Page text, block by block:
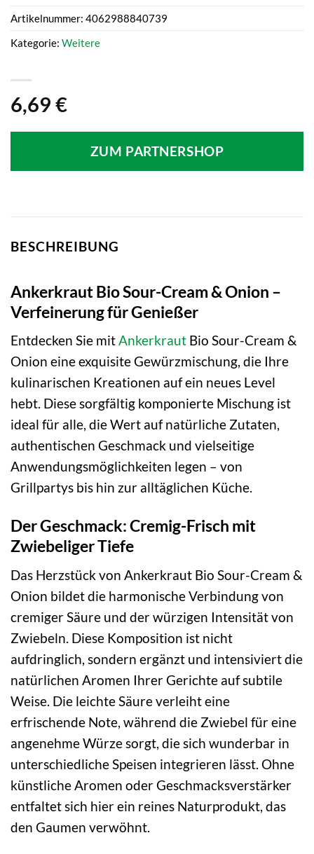
6,69 €
ZUM PARTNERSHOP
Artikelnummer: 4062988840739
Kategorie: Weitere
BESCHREIBUNG
Ankerkraut Bio Sour-Cream & Onion –
Verfeinerung für Genießer
Entdecken Sie mitAnkerkraut Bio Sour-Cream &
Onion eine exquisite Gewürzmischung, die Ihre
kulinarischen Kreationen auf ein neues Level
hebt. Diese sorgfältig komponierte Mischung ist
ideal für alle, die Wert auf natürliche Zutaten,
authentischen Geschmack und vielseitige
Anwendungsmöglichkeiten legen – von
Grillpartys bis hin zur alltäglichen Küche.
Der Geschmack: Cremig-Frisch mit
Zwiebeliger Tiefe
Das Herzstück von Ankerkraut Bio Sour-Cream &
Onion bildet die harmonische Verbindung von
cremiger Säure und der würzigen Intensität von
Zwiebeln. Diese Komposition ist nicht
aufdringlich, sondern ergänzt und intensiviert die
natürlichen Aromen Ihrer Gerichte auf subtile
Weise. Die leichte Säure verleiht eine
erfrischende Note, während die Zwiebel für eine
angenehme Würze sorgt, die sich wunderbar in
unterschiedliche Speisen integrieren lässt. Ohne
künstliche Aromen oder Geschmacksverstärker
entfaltet sich hier ein reines Naturprodukt, das
den Gaumen verwöhnt.